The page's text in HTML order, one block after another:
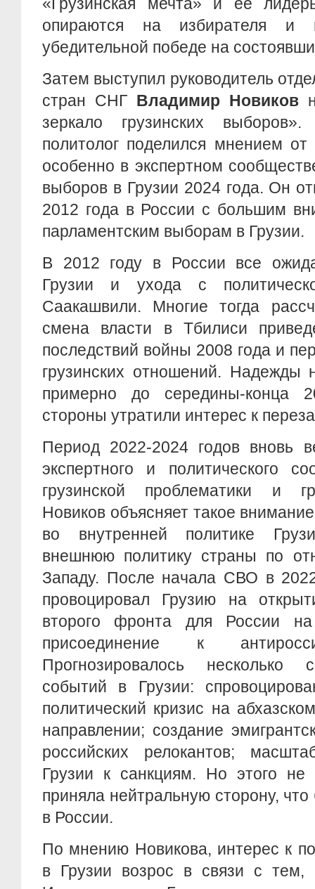
опираются на избирателя и
убедительной победе на
Затем выступил руководитель
стран СНГ Владимир Новиков
зеркало грузинских
политолог поделился мнением
особенно в экспертном
выборов в Грузии 2024 года. Он
2012 года в России с большим
парламентским выборам в Грузии.
В 2012 году в России все
Грузии и ухода с
Саакашвили. Многие тогда
смена власти в Тбилиси
последствий войны 2008 года и
грузинских отношений. Надежды
примерно до середины-конца
стороны утратили интерес к
Период 2022-2024 годов вновь
экспертного и политического
грузинской проблематики и
Новиков объясняет такое
во внутренней политике
внешнюю политику страны по
Западу. После начала СВО в
провоцировал Грузию на
второго фронта для России
присоединение к
Прогнозировалось несколько
событий в Грузии:
политический кризис на
направлении; создание
российских релокантов;
Грузии к санкциям. Но этого не
приняла нейтральную сторону,
в России.
По мнению Новикова, интерес к
в Грузии возрос в связи с тем,